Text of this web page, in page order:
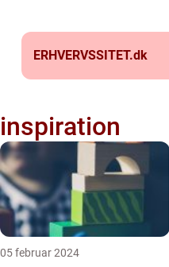
ERHVERVSSITET.dk
inspiration
05 februar 2024